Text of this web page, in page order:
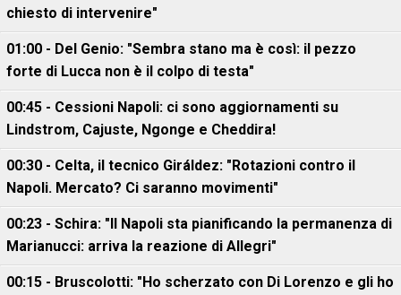
chiesto di intervenire"
01:00 - Del Genio: "Sembra stano ma è così: il pezzo
forte di Lucca non è il colpo di testa"
00:45 - Cessioni Napoli: ci sono aggiornamenti su
Lindstrom, Cajuste, Ngonge e Cheddira!
00:30 - Celta, il tecnico Giráldez: "Rotazioni contro il
Napoli. Mercato? Ci saranno movimenti"
00:23 - Schira: "Il Napoli sta pianificando la permanenza di
Marianucci: arriva la reazione di Allegri"
00:15 - Bruscolotti: "Ho scherzato con Di Lorenzo e gli ho